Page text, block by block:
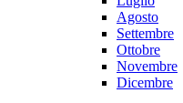
Agosto
Settembre
Ottobre
Novembre
Dicembre